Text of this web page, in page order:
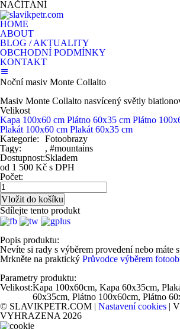
NAČÍTÁNÍ
HOME
ABOUT
BLOG / AKTUALITY
OBCHODNÍ PODMÍNKY
KONTAKT
Noční masiv Monte Collalto
Masiv Monte Collalto nasvícený světly
Velikost
Kapa 100x60 cm Plátno 60x35 cm Plátno
Plakát 100x60 cm Plakát 60x35 cm
Kategorie:
Fotoobrazy
Tagy:
, #mountains
Dostupnost:Skladem
od 1 500 Kč s DPH
Počet:
Sdílejte tento produkt
Popis produktu:
Nevíte si rady s výběrem provedení nebo máte
Mrkněte na praktický Průvodce výběrem
Parametry produktu:
Velikost:Kapa 100x60cm, Kapa 60x35cm,
60x35cm, Plátno 100x60cm, Plátno
© SLAVIKPETR.COM | Nastavení cookies |
VYHRAZENA 2026